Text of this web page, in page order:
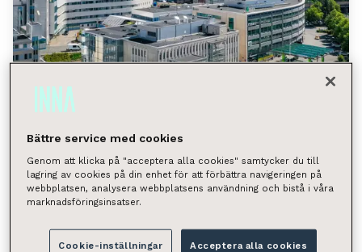
Hatanpään valtatie 18, Tampere
(Ratina)
Bättre service med cookies
Genom att klicka på "acceptera alla cookies" samtycker du till
lagring av cookies på din enhet för att förbättra navigeringen på
webbplatsen, analysera webbplatsens användning och bistå i våra
marknadsföringsinsatser.
Cookie-inställningar Acceptera alla cookies